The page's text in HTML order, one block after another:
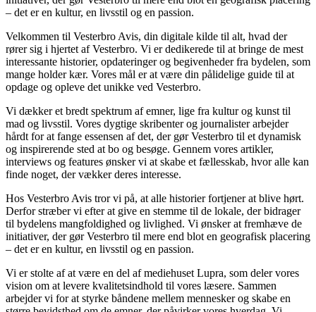
– det er en kultur, en livsstil og en passion.
Velkommen til Vesterbro Avis, din digitale kilde til alt, hvad der
rører sig i hjertet af Vesterbro. Vi er dedikerede til at bringe de mest
interessante historier, opdateringer og begivenheder fra bydelen, som
mange holder kær. Vores mål er at være din pålidelige guide til at
opdage og opleve det unikke ved Vesterbro.
Vi dækker et bredt spektrum af emner, lige fra kultur og kunst til
mad og livsstil. Vores dygtige skribenter og journalister arbejder
hårdt for at fange essensen af det, der gør Vesterbro til et dynamisk
og inspirerende sted at bo og besøge. Gennem vores artikler,
interviews og features ønsker vi at skabe et fællesskab, hvor alle kan
finde noget, der vækker deres interesse.
Hos Vesterbro Avis tror vi på, at alle historier fortjener at blive hørt.
Derfor stræber vi efter at give en stemme til de lokale, der bidrager
til bydelens mangfoldighed og livlighed. Vi ønsker at fremhæve de
initiativer, der gør Vesterbro til mere end blot en geografisk placering
– det er en kultur, en livsstil og en passion.
Vi er stolte af at være en del af mediehuset Lupra, som deler vores
vision om at levere kvalitetsindhold til vores læsere. Sammen
arbejder vi for at styrke båndene mellem mennesker og skabe en